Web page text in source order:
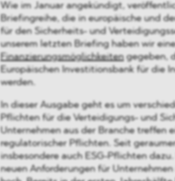
Wie im Januar angekündigt,
Briefingreihe, die in europäische und
für den Sicherheits- und
unserem letzten Briefing haben wir
Finanzierungsmöglichkeitengegeben,
Europäischen Investitionsbank für die
werden.
In dieser Ausgabe geht es um
Pflichten für die Verteidigungs- und
Unternehmen aus der Branche treffen
regulatorischer Pflichten. Seit
insbesondere auch ESG-Pflichten
neuen Anforderungen für